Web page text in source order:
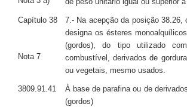
Capítulo 38
Nota 7
7.- Na acepção da posição 38.26,
designa os ésteres
(gordos), do tipo utilizado
combustível, derivados de
ou vegetais, mesmo usados.
3809.91.41
À base de parafina ou de
(gordos)